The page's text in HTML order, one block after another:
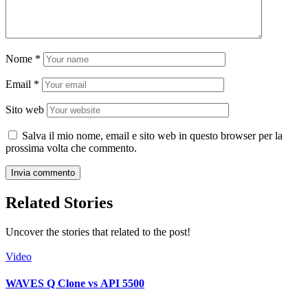
Nome *
Email *
Sito web
Salva il mio nome, email e sito web in questo browser per la
prossima volta che commento.
Related Stories
Uncover the stories that related to the post!
Video
WAVES Q Clone vs API 5500